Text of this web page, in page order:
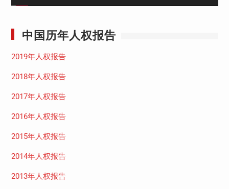
中国历年人权报告
2019年人权报告
2018年人权报告
2017年人权报告
2016年人权报告
2015年人权报告
2014年人权报告
2013年人权报告